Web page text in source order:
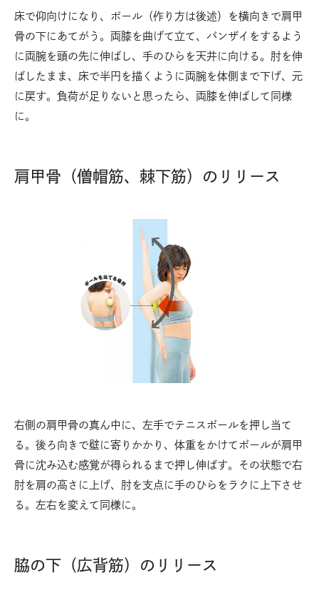
床で仰向けになり、ポール（作り方は後述）を横向きで肩甲
骨の下にあてがう。両膝を曲げて立て、バンザイをするよう
に両腕を頭の先に伸ばし、手のひらを天井に向ける。肘を伸
ばしたまま、床で半円を描くように両腕を体側まで下げ、元
に戻す。負荷が足りないと思ったら、両膝を伸ばして同様
に。
肩甲骨（僧帽筋、棘下筋）のリリース
右側の肩甲骨の真ん中に、左手でテニスボールを押し当て
る。後ろ向きで壁に寄りかかり、体重をかけてボールが肩甲
骨に沈み込む感覚が得られるまで押し伸ばす。その状態で右
肘を肩の高さに上げ、肘を支点に手のひらをラクに上下させ
る。左右を変えて同様に。
脇の下（広背筋）のリリース